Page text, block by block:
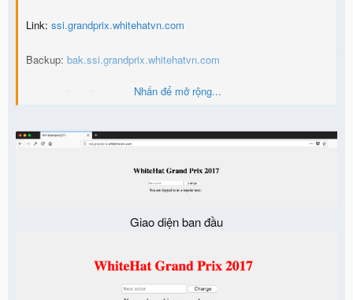
Link: ssi.grandprix.whitehatvn.com
Backup: bak.ssi.grandprix.whitehatvn.com
Nhấn để mở rộng...
Giao diện ban đầu